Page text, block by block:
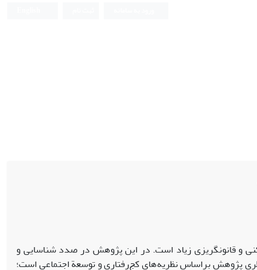
و قانون‏گریزی زیاد است. در این پژوهش در صدد شناسایی و
پژوهش براساس نظریه‌های کج‌رفتاری و توسعة اجتماعی است؛